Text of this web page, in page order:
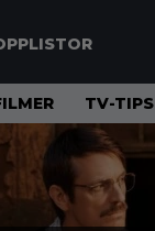
TV-TIPS